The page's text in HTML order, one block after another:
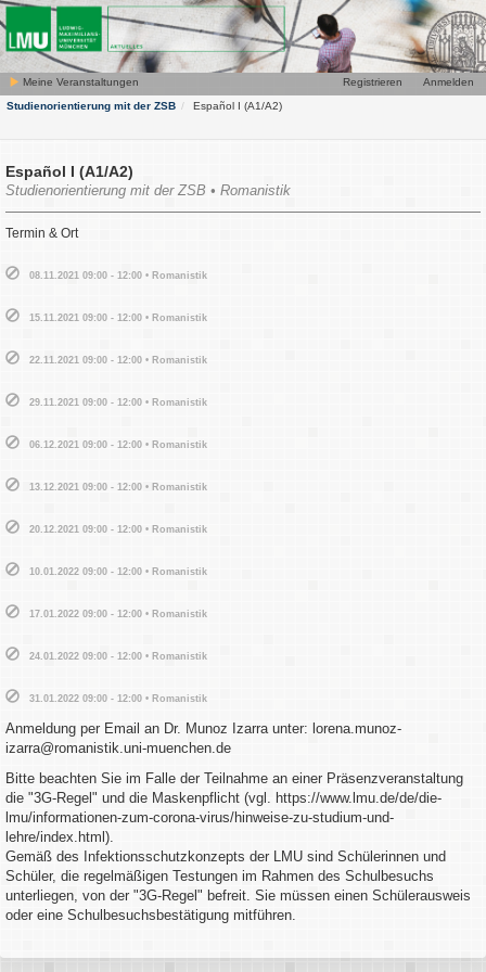
Meine Veranstaltungen Anmelden
Registrieren
Studienorientierung mit der ZSB
Español I (A1/A2)
Español I (A1/A2)
Studienorientierung mit der ZSB • Romanistik
Termin & Ort
08.11.2021 09:00 - 12:00 • Romanistik
15.11.2021 09:00 - 12:00 • Romanistik
22.11.2021 09:00 - 12:00 • Romanistik
29.11.2021 09:00 - 12:00 • Romanistik
06.12.2021 09:00 - 12:00 • Romanistik
13.12.2021 09:00 - 12:00 • Romanistik
20.12.2021 09:00 - 12:00 • Romanistik
10.01.2022 09:00 - 12:00 • Romanistik
17.01.2022 09:00 - 12:00 • Romanistik
24.01.2022 09:00 - 12:00 • Romanistik
31.01.2022 09:00 - 12:00 • Romanistik
Anmeldung per Email an Dr. Munoz Izarra unter: lorena.munoz-
izarra@romanistik.uni-muenchen.de
Bitte beachten Sie im Falle der Teilnahme an einer Präsenzveranstaltung
die "3G-Regel" und die Maskenpflicht (vgl. https://www.lmu.de/de/die-
lmu/informationen-zum-corona-virus/hinweise-zu-studium-und-
lehre/index.html).
Gemäß des Infektionsschutzkonzepts der LMU sind Schülerinnen und
Schüler, die regelmäßigen Testungen im Rahmen des Schulbesuchs
unterliegen, von der "3G-Regel" befreit. Sie müssen einen Schülerausweis
oder eine Schulbesuchsbestätigung mitführen.